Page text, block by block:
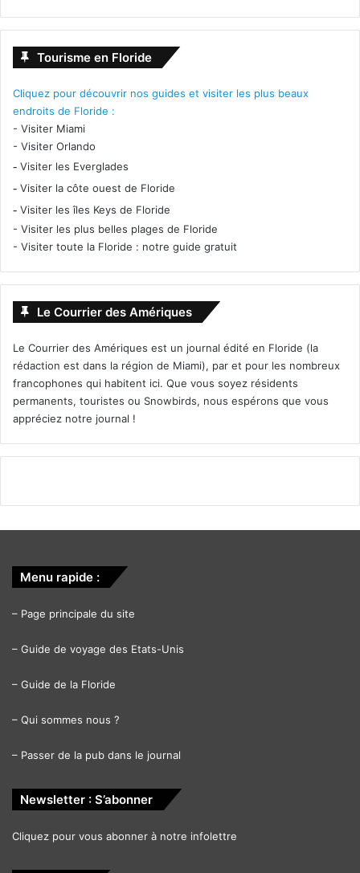
Tourisme en Floride
Cliquez pour découvrir nos guides et visiter les plus beaux
endroits de Floride :
- Visiter Miami
- Visiter Orlando
- Visiter les Everglades
- Visiter la côte ouest de Floride
- Visiter les îles Keys de Floride
- Visiter les plus belles plages de Floride
- Visiter toute la Floride : notre guide gratuit
Le Courrier des Amériques
Le Courrier des Amériques est un journal édité en Floride (la
rédaction est dans la région de Miami), par et pour les nombreux
francophones qui habitent ici. Que vous soyez résidents
permanents, touristes ou Snowbirds, nous espérons que vous
appréciez notre journal !
Menu rapide :
– Page principale du site
– Guide de voyage des Etats-Unis
– Guide de la Floride
– Qui sommes nous ?
– Passer de la pub dans le journal
Newsletter : S’abonner
Cliquez pour vous abonner à notre infolettre